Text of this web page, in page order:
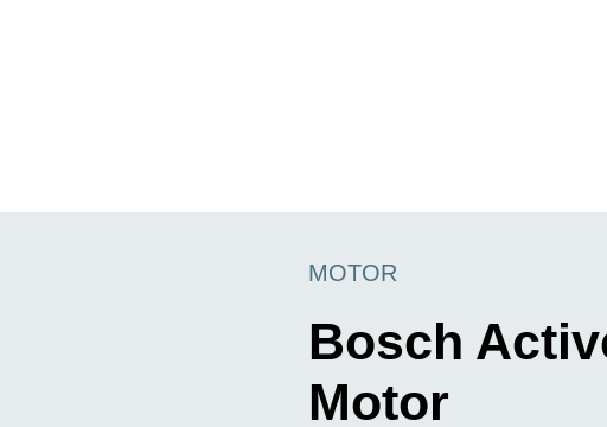
MOTOR
Bosch
Motor